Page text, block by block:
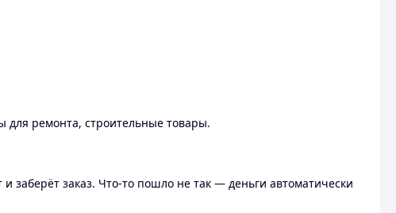
для ремонта, строительные товары.
заберёт заказ. Что-то пошло не так — деньги автоматически